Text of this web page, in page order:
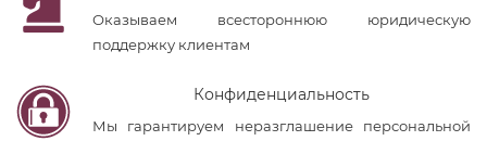
Оказываем всестороннюю юридическую
поддержку клиентам
Конфиденциальность
Мы гарантируем неразглашение персональной